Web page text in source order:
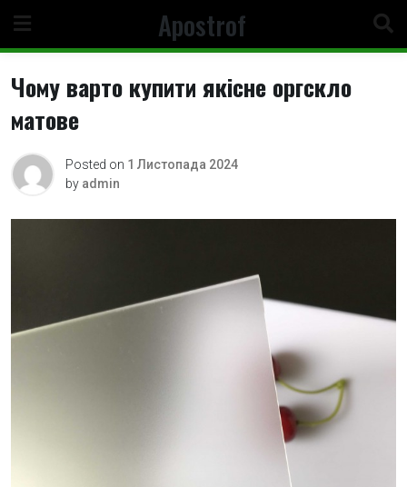
content
Apostrof
Чому варто купити якісне оргскло
матове
Posted on 1 Листопада 2024
by admin